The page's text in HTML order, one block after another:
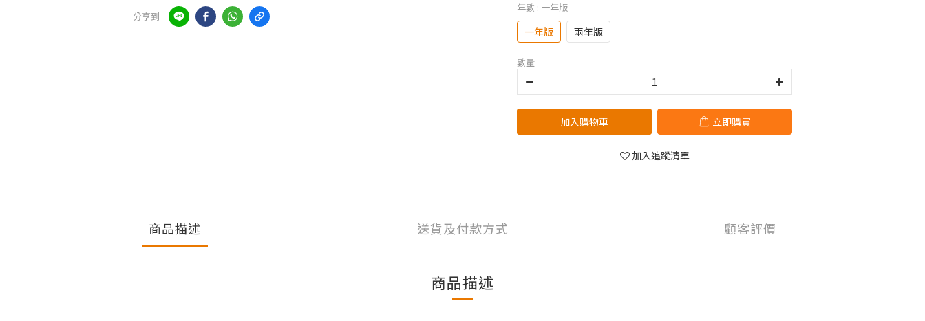
分享到
年數 : 一年版
一年版 兩年版
數量
加入購物車 立即購買
加入追蹤清單
商品描述 送貨及付款方式 顧客評價
商品描述